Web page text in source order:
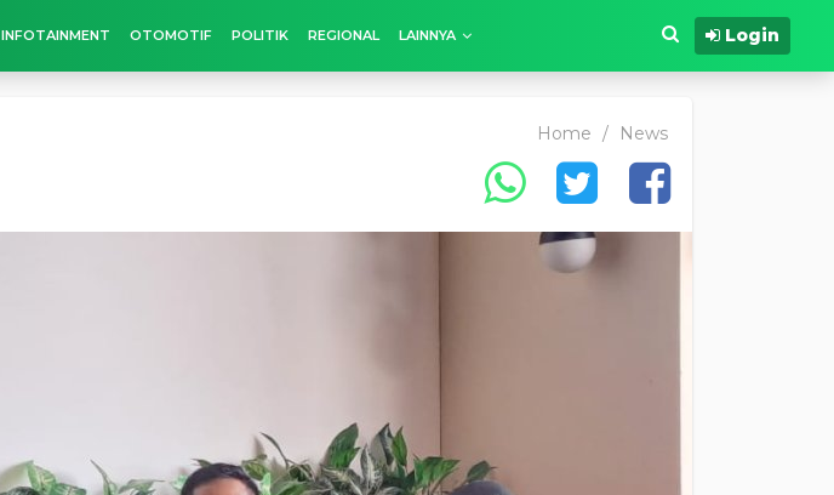
INFOTAINMENT OTOMOTIF POLITIK REGIONAL LAINNYA Login
Home / News